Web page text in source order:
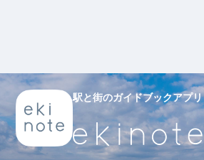
駅と街のガイドブックアプリ